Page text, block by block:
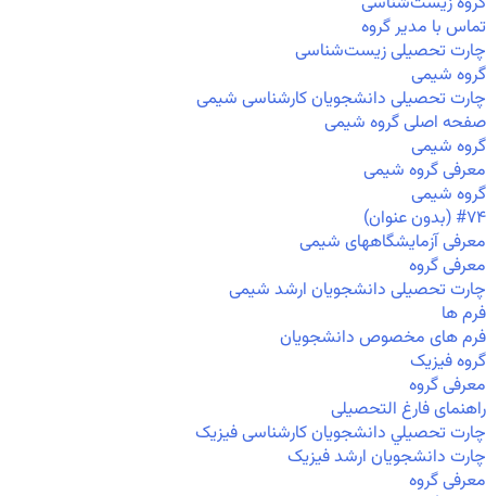
تماس با مدیر گروه
چارت تحصیلی زیست‌شناسی
گروه شیمی
چارت تحصیلی دانشجویان کارشناسی شیمی
صفحه اصلی گروه شیمی
گروه شیمی
معرفی گروه شیمی
گروه شیمی
#۷۴ (بدون عنوان)
معرفی آزمایشگاههای شیمی
معرفی گروه
چارت تحصیلی دانشجویان ارشد شیمی
فرم ها
فرم های مخصوص دانشجویان
گروه فیزیک
معرفی گروه
راهنمای فارغ التحصیلی
چارت تحصيلي دانشجویان کارشناسی فیزیک
چارت دانشجویان ارشد فیزیک
معرفی گروه